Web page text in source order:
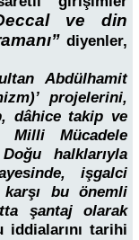
ve din
diyenler,
Abdülhamit
projelerini,
dâhice takip ve
Milli Mücadele
halklarıyla
işgalci
bu önemli
şantaj olarak
iddialarını tarihi